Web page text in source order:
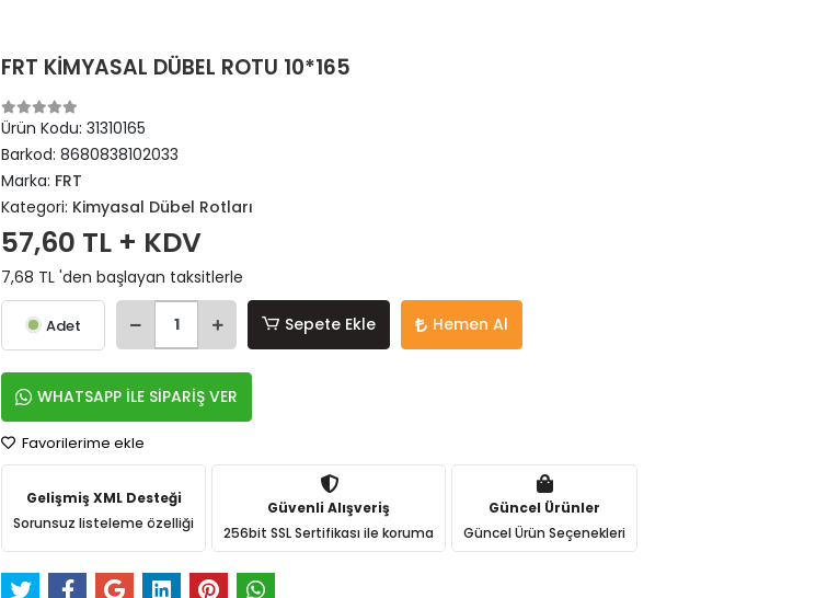
FRT KİMYASAL DÜBEL ROTU 10*165
Ürün Kodu:31310165
Barkod:8680838102033
Marka: FRT
Kategori: Kimyasal Dübel Rotları
57,60 TL + KDV
7,68 TL 'den başlayan taksitlerle
Adet Sepete Ekle Hemen Al
WHATSAPP İLE SİPARİŞ VER
Favorilerime ekle
Gelişmiş XML Desteği
Sorunsuz listeleme özelliği
Güvenli Alışveriş
256bit SSL Sertifikası ile koruma
Güncel Ürünler
Güncel Ürün Seçenekleri